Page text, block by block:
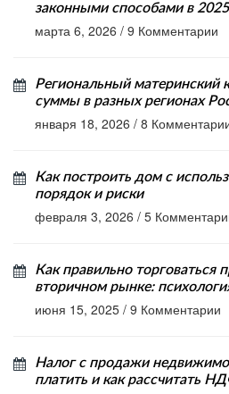
законными способами в
марта 6, 2026 / 9 Комментарии
Региональный материнский
суммы в разных регионах
января 18, 2026 / 8
Как построить дом с
порядок и риски
февраля 3, 2026 / 5
Как правильно торговаться
вторичном рынке:
июня 15, 2025 / 9 Комментарии
Налог с продажи
платить и как рассчитать